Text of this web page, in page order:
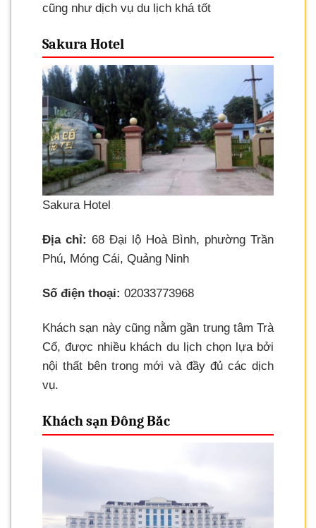
cũng như dịch vụ du lịch khá tốt
Sakura Hotel
Sakura Hotel
Địa chỉ: 68 Đại lộ Hoà Bình, phường Trần
Phú, Móng Cái, Quảng Ninh
Số điện thoại: 02033773968
Khách sạn này cũng nằm gần trung tâm Trà
Cổ, được nhiều khách du lịch chọn lựa bởi
nội thất bên trong mới và đầy đủ các dịch
vụ.
Khách sạn Đông Bắc